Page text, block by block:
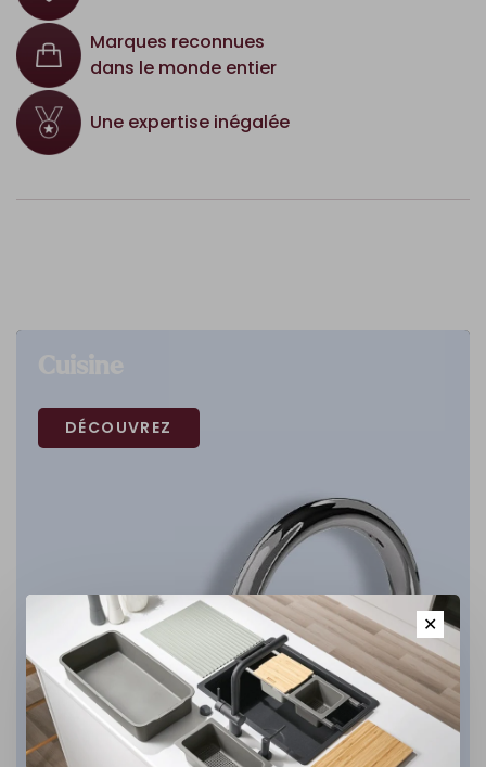
Marques reconnues
dans le monde entier
Une expertise inégalée
DÉCOUVREZ
✕